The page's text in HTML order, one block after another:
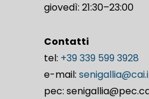
giovedì: 21:30–23:00
Contatti
tel: +39 339 599 3928
e-mail:
pec: